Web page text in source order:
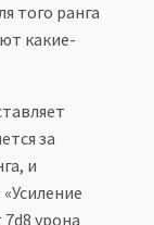
того ранга
какие-
за
и
урона